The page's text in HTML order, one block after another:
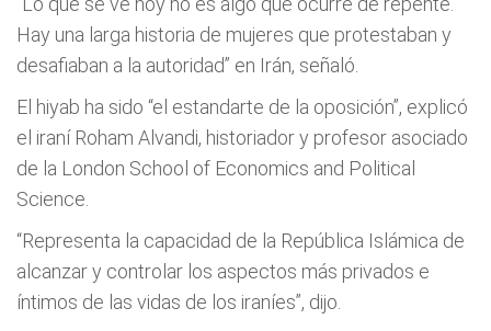
Hay una larga historia de mujeres que protestaban y
desafiaban a la autoridad” en Irán, señaló.
El hiyab ha sido “el estandarte de la oposición”, explicó
el iraní Roham Alvandi, historiador y profesor asociado
de la London School of Economics and Political
Science.
“Representa la capacidad de la República Islámica de
alcanzar y controlar los aspectos más privados e
íntimos de las vidas de los iraníes”, dijo.